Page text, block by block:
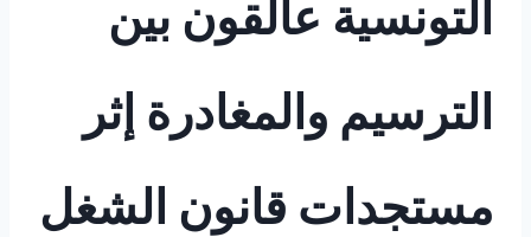
التونسية عالقون بين
الترسيم والمغادرة إثر
مستجدات قانون الشغل